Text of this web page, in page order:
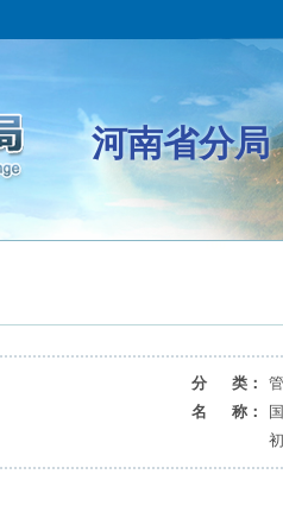
河南省分局
分 类：
名 称：